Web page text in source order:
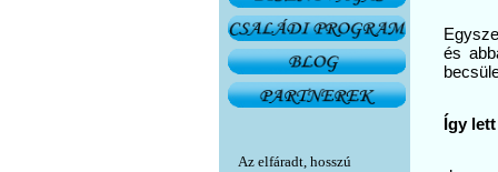
Az elfáradt, hosszú
és
Így